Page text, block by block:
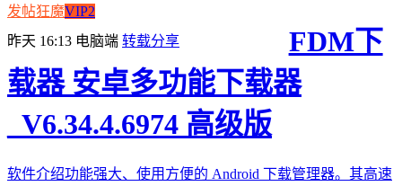
发帖狂魔VIP2
昨天 16:13 电脑端 转载分享
FDM下
载器 安卓多功能下载器
_V6.34.4.6974 高级版
软件介绍功能强大、使用方便的 Android 下载管理器。其高速